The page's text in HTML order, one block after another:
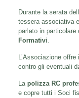
Durante la serata
tessera associativa
parlato in particolare
Formativi.
L’Associazione
contro gli eventuali
La polizza RC
e copre tutti i Soci